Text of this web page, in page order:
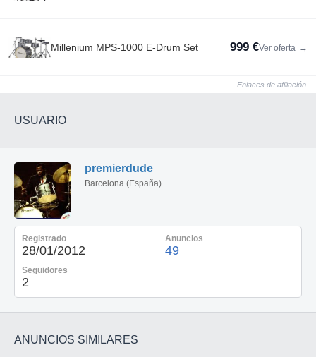
Millenium MPS-1000 E-Drum Set 999 €Ver oferta →
Enlaces de afiliación
USUARIO
premierdude
Barcelona (España)
Registrado
28/01/2012
Anuncios
49
Seguidores
2
ANUNCIOS SIMILARES